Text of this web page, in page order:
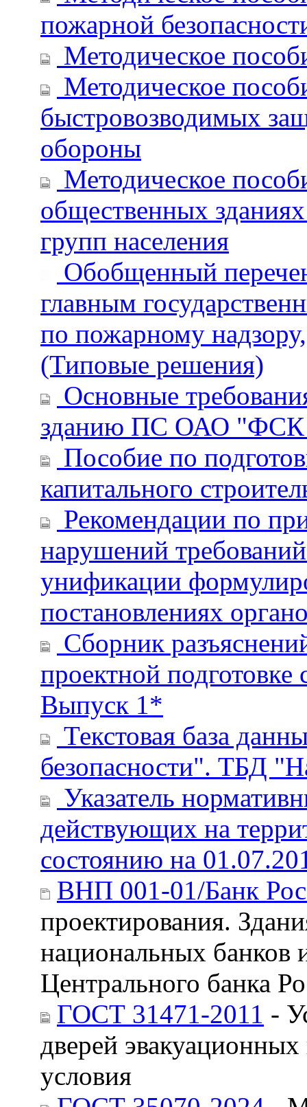
пожарной
Методическое
Методическое
быстровозводимых
обороны
Методическое
общественных
групп населения
Обобщенный
главным
по пожарному
(Типовые решения)
Основные
зданию ПС ОАО
Пособие по
капитального
Рекомендации по
нарушений
унификации
постановлениях
Сборник
проектной подготовке
Выпуск 1*
Текстовая база
безопасности". ТБД
Указатель
действующих на
состоянию на
ВНП 001-01/Банк
проектирования.
национальных банков
Центрального банка
ГОСТ 31471-2011 -
дверей
условия